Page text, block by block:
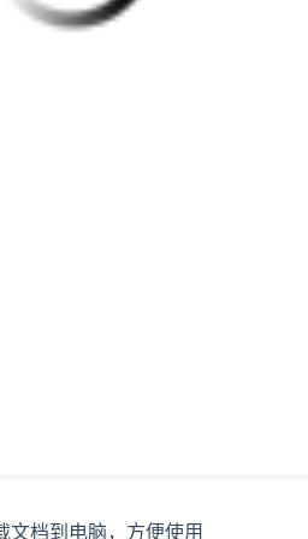
文档到电脑，方便使用